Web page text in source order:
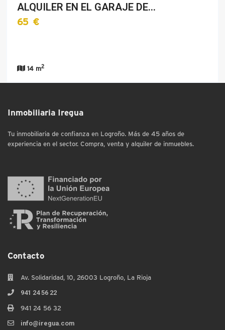
ALQUILER EN EL GARAJE DE…
65 €
14 m2
Inmobiliaria Iregua
Tu inmobiliaria de confianza en Logroño. Más de 45 años de
experiencia en el sector. Compra, venta y alquiler de inmuebles.
Contacto
Av. Solidaridad, 10, 26003 Logroño, La Rioja
941 24 56 22
941 24 56 32
info@iregua.com